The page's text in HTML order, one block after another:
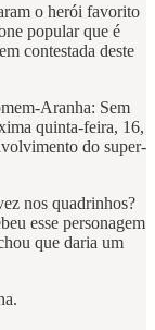
o herói favorito
popular que é
contestada deste
Aranha: Sem
quinta-feira, 16,
do super-
nos quadrinhos?
esse personagem
que daria um